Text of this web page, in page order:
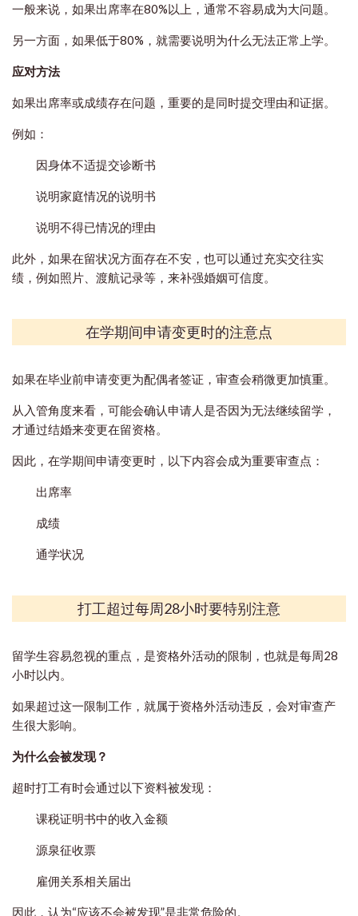
一般来说，如果出席率在80%以上，通常不容易成为大问题。
另一方面，如果低于80%，就需要说明为什么无法正常上学。
应对方法
如果出席率或成绩存在问题，重要的是同时提交理由和证据。
例如：
因身体不适提交诊断书
说明家庭情况的说明书
说明不得已情况的理由
此外，如果在留状况方面存在不安，也可以通过充实交往实
绩，例如照片、渡航记录等，来补强婚姻可信度。
在学期间申请变更时的注意点
如果在毕业前申请变更为配偶者签证，审查会稍微更加慎重。
从入管角度来看，可能会确认申请人是否因为无法继续留学，
才通过结婚来变更在留资格。
因此，在学期间申请变更时，以下内容会成为重要审查点：
出席率
成绩
通学状况
打工超过每周28小时要特别注意
留学生容易忽视的重点，是资格外活动的限制，也就是每周28
小时以内。
如果超过这一限制工作，就属于资格外活动违反，会对审查产
生很大影响。
为什么会被发现？
超时打工有时会通过以下资料被发现：
课税证明书中的收入金额
源泉征收票
雇佣关系相关届出
因此，认为“应该不会被发现”是非常危险的。